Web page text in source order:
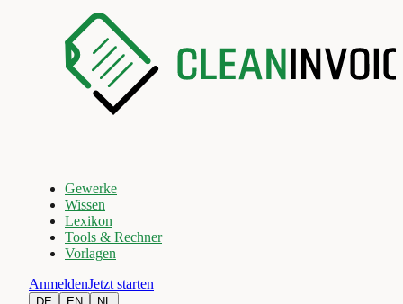
Gewerke
Wissen
Lexikon
Tools & Rechner
Vorlagen
AnmeldenJetzt starten